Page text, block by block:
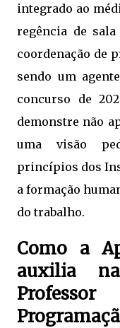
integrado ao
regência de
coordenação de
sendo um
concurso de
demonstre não
uma visão
princípios dos
a formação
do trabalho.
Como a
auxilia